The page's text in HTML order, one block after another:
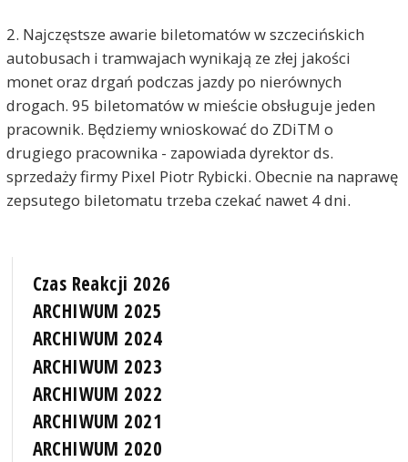
2. Najczęstsze awarie biletomatów w szczecińskich
autobusach i tramwajach wynikają ze złej jakości
monet oraz drgań podczas jazdy po nierównych
drogach. 95 biletomatów w mieście obsługuje jeden
pracownik. Będziemy wnioskować do ZDiTM o
drugiego pracownika - zapowiada dyrektor ds.
sprzedaży firmy Pixel Piotr Rybicki. Obecnie na naprawę
zepsutego biletomatu trzeba czekać nawet 4 dni.
Czas Reakcji 2026
ARCHIWUM 2025
ARCHIWUM 2024
ARCHIWUM 2023
ARCHIWUM 2022
ARCHIWUM 2021
ARCHIWUM 2020